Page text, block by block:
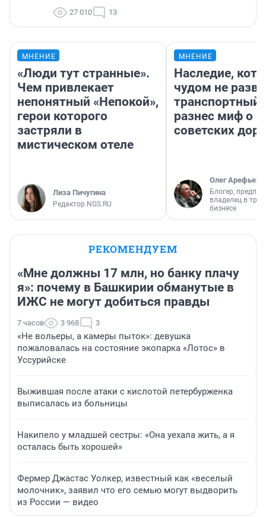
27 010 13
МНЕНИЕ
«Люди тут странные».
Чем привлекает
непонятный «Непокой»,
герои которого
застряли в
мистическом отеле
Лиза Пичугина
Редактор NGS.RU
МНЕНИЕ
Наследие,
чудом не
транспортный
разнес миф о
советских
Олег Арефьев
Блогер,
владелец в
бизнесе
РЕКОМЕНДУЕМ
«Мне должны 17 млн, но банку плачу
я»: почему в Башкирии обманутые в
ИЖС не могут добиться правды
7 часов 3 968 3
«Не вольеры, а камеры пыток»: девушка
пожаловалась на состояние экопарка «Лотос» в
Уссурийске
Выжившая после атаки с кислотой петербурженка
выписалась из больницы
Накипело у младшей сестры: «Она уехала жить, а я
осталась быть хорошей»
Фермер Джастас Уолкер, известный как «веселый
молочник», заявил что его семью могут выдворить
из России — видео